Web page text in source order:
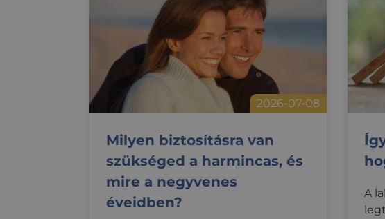
2026-07-08
Milyen biztosításra van
szükséged a harmincas, és
mire a negyvenes
éveidben?
A